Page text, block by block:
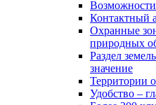
Контактный
Охранные
природных
Раздел
значение
Территории
Удобство –